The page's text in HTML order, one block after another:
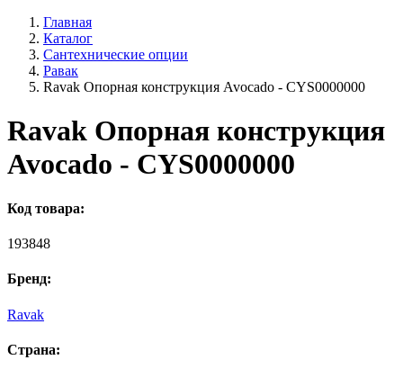
Главная
Каталог
Сантехнические опции
Равак
Ravak Опорная констpукция Avocado - CYS0000000
Ravak Опорная констpукция
Avocado - CYS0000000
Код товара:
193848
Бренд:
Ravak
Страна: